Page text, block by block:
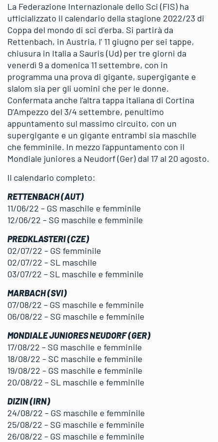
La Federazione Internazionale dello Sci (FIS) ha
ufficializzato il calendario della stagione 2022/23 di
Coppa del mondo di sci d’erba. Si partirà da
Rettenbach, in Austria, l’ 11 giugno per sei tappe,
chiusura in Italia a Sauris (Ud) per tre giorni da
venerdì 9 a domenica 11 settembre, con in
programma una prova di gigante, supergigante e
slalom sia per gli uomini che per le donne.
Confermata anche l’altra tappa italiana di Cortina
D’Ampezzo del 3/4 settembre, penultimo
appuntamento sul massimo circuito, con un
supergigante e un gigante entrambi sia maschile
che femminile. In mezzo l’appuntamento con il
Mondiale juniores a Neudorf (Ger) dal 17 al 20 agosto.
Il calendario completo:
RETTENBACH (AUT)
11/06/22 – GS maschile e femminile
12/06/22 – SG maschile e femminile
PREDKLASTERI (CZE)
02/07/22 – GS femminile
02/07/22 – SL maschile
03/07/22 – SL maschile e femminile
MARBACH (SVI)
07/08/22 – GS maschile e femminile
06/08/22 – SG maschile e femminile
MONDIALE JUNIORES NEUDORF (GER)
17/08/22 – SG maschile e femminile
18/08/22 – SC maschile e femminile
19/08/22 – GS maschile e femminile
20/08/22 – SL maschile e femminile
DIZIN (IRN)
24/08/22 – GS maschile e femminile
25/08/22 – SG maschile e femminile
26/08/22 – GS maschile e femminile